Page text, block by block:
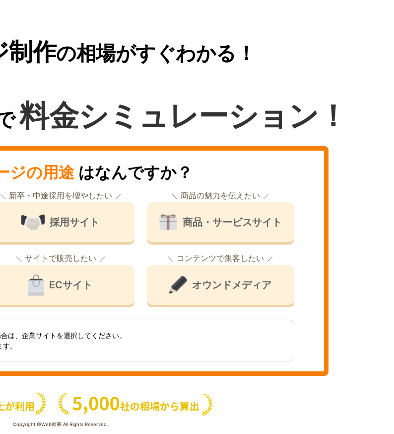
制作の相場がすぐわかる！
料金シミュレーション！
ジの用途はなんですか？
新卒・中途採用を増やしたい
採用サイト
商品の魅力を伝えたい
商品・サービスサイト
サイトで販売したい
ECサイト
コンテンツで集客したい
オウンドメディア
は、企業サイトを選択してください。
。
Copyright ©Web幹事.All Rights Reserved.